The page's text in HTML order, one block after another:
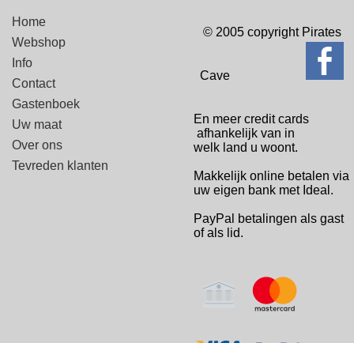
Home
Webshop
Info
Contact
Gastenboek
Uw maat
Over ons
Tevreden klanten
© 2005 copyright Pirates
Cave
En meer credit cards
afhankelijk van in
welk land u woont.
Makkelijk online betalen via
uw eigen bank met Ideal.
PayPal betalingen als gast
of als lid.